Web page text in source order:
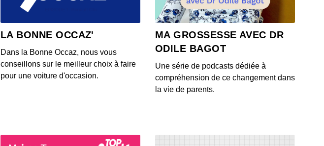
00:03:39 - IL Y A 6 ANS
S12E143: L'actu auto du 22 juillet 2020
LA BONNE OCCAZ'
Dans la Bonne Occaz, nous vous
conseillons sur le meilleur choix à faire
pour une voiture d'occasion.
MA GROSSESSE AVEC DR
ODILE BAGOT
Une série de podcasts dédiée à
compréhension de ce changement dans
la vie de parents.